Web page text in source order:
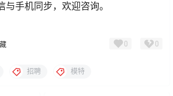
手机同步，欢迎咨询。
0 0
招聘 模特